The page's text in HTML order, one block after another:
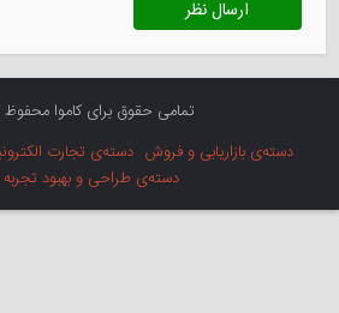
تمامی حقوق برای کاموا
دسته‌ی بازاریابی و فروش دسته‌ی تجارت
دسته‌ی طراحی و بهبود تجربه